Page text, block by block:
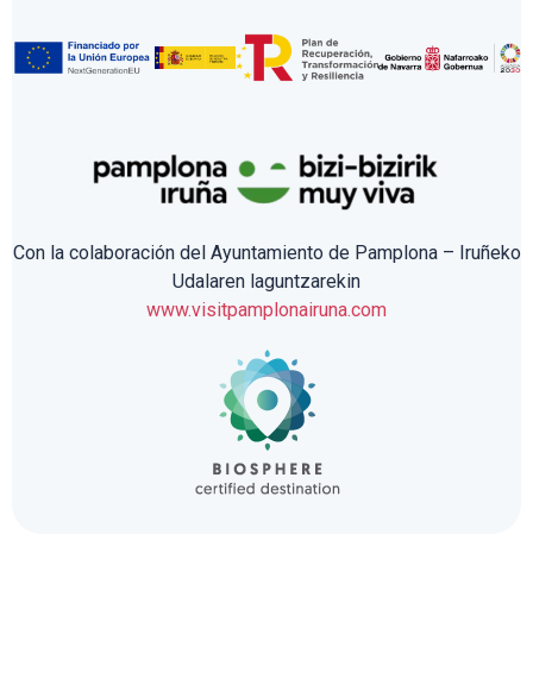
Con la colaboración del Ayuntamiento de Pamplona – Iruñeko
Udalaren laguntzarekin
www.visitpamplonairuna.com